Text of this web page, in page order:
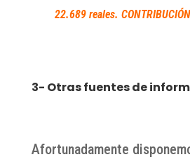
22.689 reales.
3- Otras fuentes de
Afortunadamente